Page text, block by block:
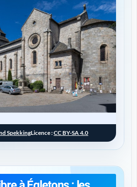
SpekkingLicence :CC BY-SA 4.0